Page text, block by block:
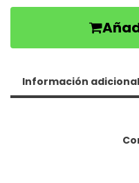
Información adicional